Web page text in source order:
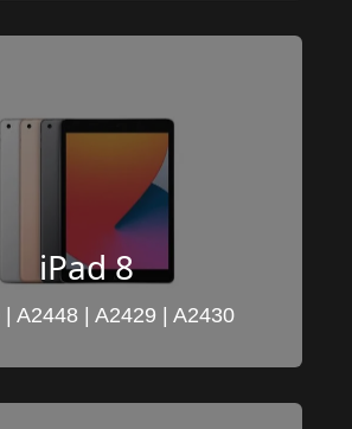
iPad 8
| A2448 | A2429 | A2430